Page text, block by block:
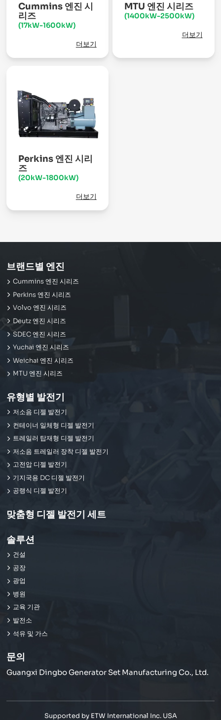
Cummins 엔진 시
리즈
(17kW-1600kW)
더보기
MTU 엔진 시리즈
(1400kW-2500kW)
더보기
Perkins 엔진 시리
즈
(20kW-1800kW)
더보기
브랜드별 엔진
Cummins 엔진 시리즈
Perkins 엔진 시리즈
Volvo 엔진 시리즈
Deutz 엔진 시리즈
SDEC 엔진 시리즈
Yuchai 엔진 시리즈
Weichai 엔진 시리즈
MTU 엔진 시리즈
유형별 발전기
저소음 디젤 발전기
컨테이너 일체형 디젤 발전기
트레일러 탑재형 디젤 발전기
저소음 트레일러 장착 디젤 발전기
고전압 디젤 발전기
기지국용 DC 디젤 발전기
공랭식 디젤 발전기
맞춤형 디젤 발전기 세트
솔루션
건설
공장
광업
병원
교육 기관
발전소
석유 및 가스
문의
Guangxi Dingbo Generator Set Manufacturing Co., Ltd.
Supported by ETW International Inc. USA